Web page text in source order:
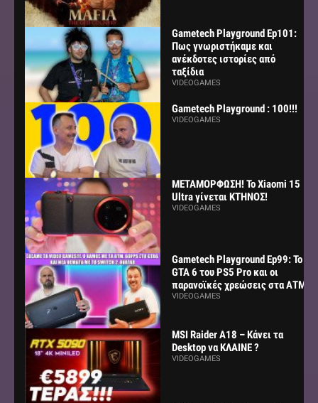
Gametech Playground Ep101:
Πως γνωριστήκαμε και
ανέκδοτες ιστορίες από
ταξίδια
VIDEOGAMES
Gametech Playground : 100!!!
VIDEOGAMES
ΜΕΤΑΜΟΡΦΩΣΗ! Το Xiaomi 15
Ultra γίνεται ΚΤΗΝΟΣ!
VIDEOGAMES
Gametech Playground Ep99: Το
GTA 6 του PS5 Pro και οι
παρανοϊκές χρεώσεις στα ΑΤΜ
VIDEOGAMES
MSI Raider A18 – Κάνει τα
Desktop να ΚΛΑΙΝΕ ?
VIDEOGAMES